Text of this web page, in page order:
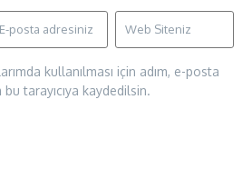
kullanılması için adım, e-posta
tarayıcıya kaydedilsin.